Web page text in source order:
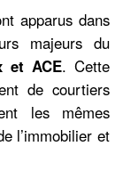
apparus dans
majeurs du
et ACE. Cette
de courtiers
les mêmes
l’immobilier et